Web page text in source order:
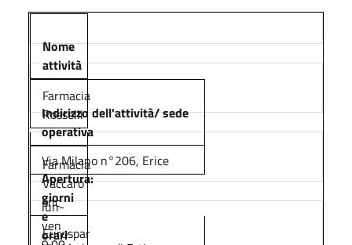
Nome
attività
Indirizzo dell'attività/ sede
operativa
Apertura:
giorni
e
orari
Farmacia
Rosselli
Via Milano n°206, Erice
lun-
ven
Farmacia
Vaccaro
snc
Eurospar